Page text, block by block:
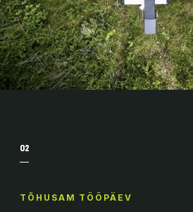
02
TÕHUSAM TÖÖPÄEV